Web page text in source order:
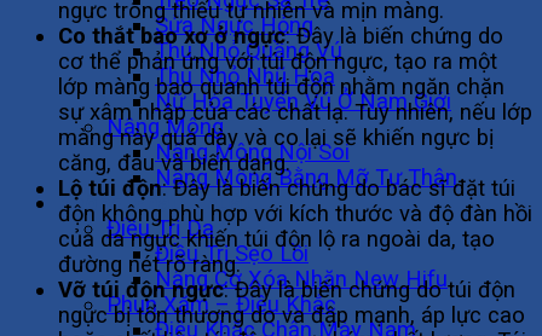
Sửa Ngực Hỏng
Thu Nhỏ Quầng Vú
Thu Nhỏ Nhũ Hoa
Nữ Hóa Tuyến Vú Ở Nam Giới
Nâng Mông
Nâng Mông Nội Soi
Nâng Mông Bằng Mỡ Tự Thân
Không Phẫu Thuật
Điều Trị Da
Điều Trị Sẹo Lồi
Nâng Cơ Xóa Nhăn New Hifu
Phun Xăm – Điêu Khắc
Điêu Khắc Chân Mày Nam
ngực trông thiếu tự nhiên và mịn màng.
Co thắt bao xơ ở ngực: Đây là biến chứng do
cơ thể phản ứng với túi độn ngực, tạo ra một
lớp màng bao quanh túi độn nhằm ngăn chặn
sự xâm nhập của các chất lạ. Tuy nhiên, nếu lớp
màng này quá dày và co lại sẽ khiến ngực bị
căng, đau và biến dạng.
Lộ túi độn: Đây là biến chứng do bác sĩ đặt túi
độn không phù hợp với kích thước và độ đàn hồi
của da ngực khiến túi độn lộ ra ngoài da, tạo
đường nét rõ ràng.
Vỡ túi độn ngực: Đây là biến chứng do túi độn
ngực bị tổn thương do va đập mạnh, áp lực cao